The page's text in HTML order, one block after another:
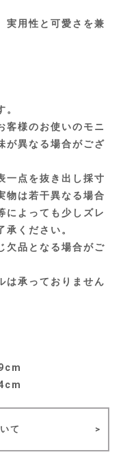
実用性と可愛さを兼
客様のお使いのモニ
が異なる場合がござ
一点を抜き出し採寸
物は若干異なる場合
によっても少しズレ
ください。
欠品となる場合がご
は承っておりません
て